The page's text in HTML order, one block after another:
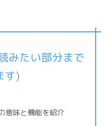
みたい部分まで
す)
意味と機能を紹介